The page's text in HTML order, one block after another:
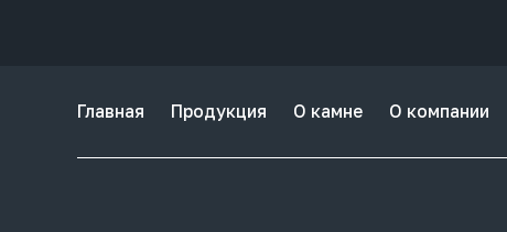
Главная Продукция О камне О компании